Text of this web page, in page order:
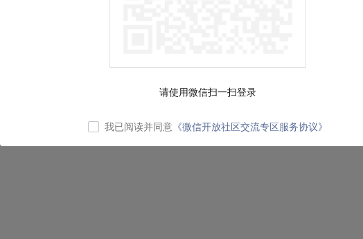
请使用微信扫一扫登录
我已阅读并同意 《微信开放社区交流专区服务协议》